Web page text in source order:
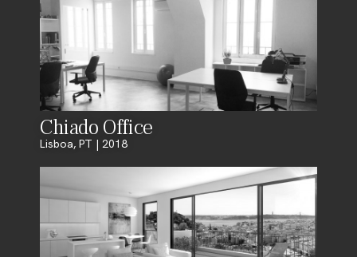
Chiado Office
Lisboa, PT | 2018